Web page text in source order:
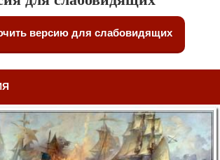
версию для слабовидящих